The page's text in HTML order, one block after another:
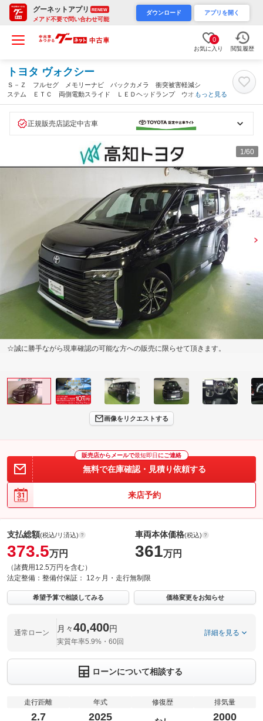
グーネットアプリ RENEW
メアド不要で問い合わせ可能
ダウンロード アプリを開く
0
お気に入り 閲覧履歴
トヨタ ヴォクシー
Ｓ－Ｚ フルセグ メモリーナビ バックカメラ 衝突被害軽減シ
ステム ＥＴＣ 両側電動スライド ＬＥＤヘッドランプ ウオー
クスルー 乗車定員７人 ３列シート ワンオーナー（高知県）
もっと見る
正規販売店認定中古車
1 /60
☆誠に勝手ながら現車確認の可能な方への販売に限らせて頂きます。
画像をリクエストする
販売店からメールで最短即日 にご連絡
無料で在庫確認・見積り依頼する
来店予約
支払総額(税込/リ済込)
373.5万円
（諸費用12.5万円を含む）
車両本体価格(税込)
361万円
法定整備： 整備付保証： 12ヶ月・走行無制限
希望予算で相談してみる 価格変更をお知らせ
通常ローン 月々40,400円
実質年率5.9%・60回
詳細を見る
ローンについて相談する
走行距離
2.7
年式
2025
修復歴 排気量
2000